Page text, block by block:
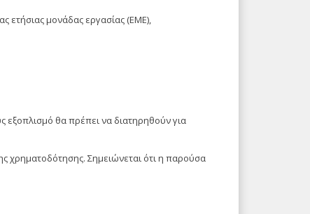
ετήσιας μονάδας εργασίας (ΕΜΕ),
εξοπλισμό θα πρέπει να διατηρηθούν για
χρηματοδότησης. Σημειώνεται ότι η παρούσα